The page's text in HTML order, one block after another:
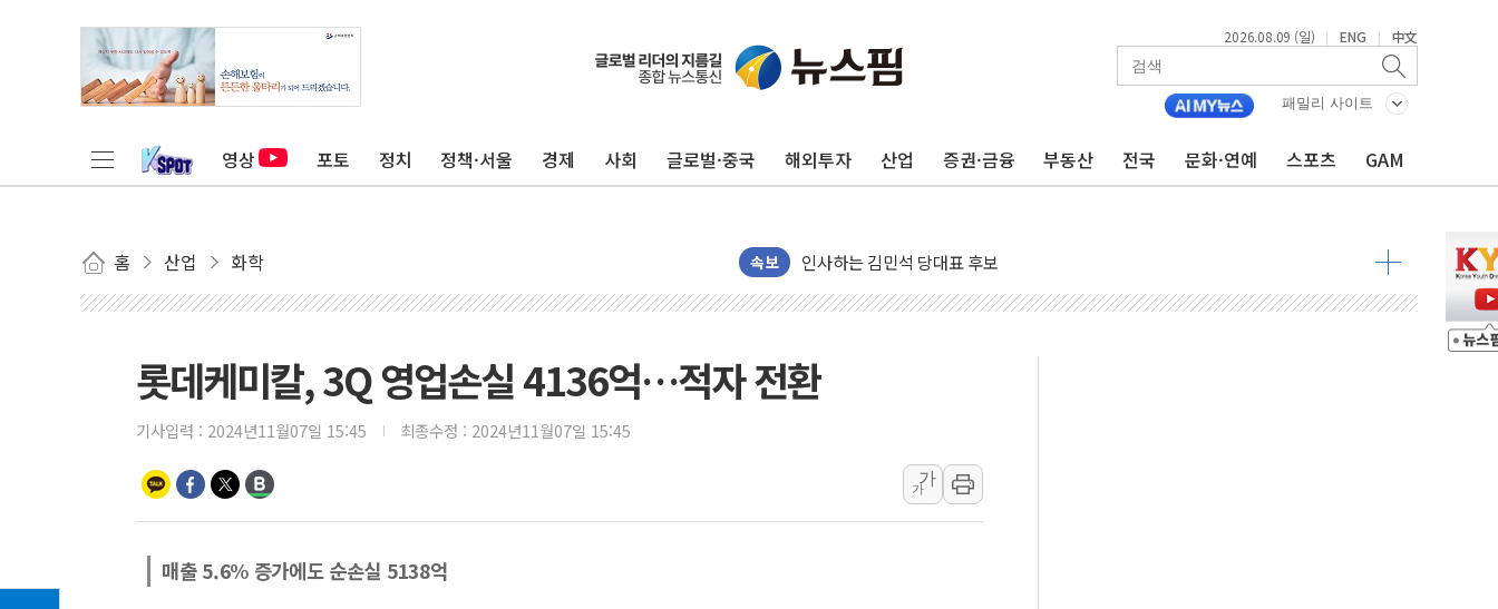
2026.08.09 (일) | ENG | 中文
패밀리 사이트
영상 포토 정치 정책·서울 경제 사회 글로벌·중국 해외투자 산업 증권·금융 부동산 전국 문화·연예 스포츠 GAM
홈 산업 화학 속보
포항시 재난예산 40억 긴급 투입…고수온 양식장 복구·지원 '총력'
울진·영덕 '호우특보'-포항 '산사태 주의보'...경북도, 호우 피해·통제구간 없어
인천 합동연설회 나선 송영길·정청래·김민석 당대표 후보
김민석, 2주차 제주·인천 경선서 정청래에 승리...47.75% vs 42.08%
[속보] 민주, 제주·인천 경선 결과 발표...김민석 47.75% 정청래 42.08%
[속보] 민주, 인천 경선 결과 발표...김민석 45.09% 정청래 43.27% 송영길 11.63%
이번주 국내 주요 금융일정(8.10~8.14)
美, 이란전 출구전략 만지작…공습 한계·탄약 부족 현실화
폐기물 수거하다 참변…60대 환경미화원 수거차에 치여 사망
서울 중랑구 주택가서 흉기 난동…60대 남성 2명 숨져
李대통령 "결혼 때문에 손해 보는 일 없게"…'결혼 페널티' 22개 과제 손본다
롯데케미칼, 3Q 영업손실 4136억…적자 전환
기사입력 : 2024년11월07일 15:45 최종수정 : 2024년11월07일 15:45
가
가
매출 5.6% 증가에도 순손실 5138억